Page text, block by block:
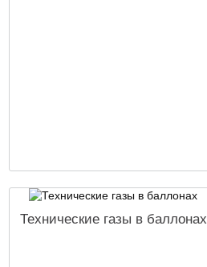
Технические газы в баллонах